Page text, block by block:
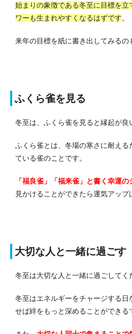
始まりの象徴である冬至に目標を
ワーも生まれやすくなるはずです。
来年の目標を紙に書き出してみるの
ふくら雀を見る
冬至は、ふくら雀を見ると縁起が良
ふくら雀とは、冬場の寒さに耐え
ている雀のことです。
「福良雀」「福来雀」と書く幸運の
見かけることができたら運気アップ
大切な人と一緒に過ごす
冬至は大切な人と一緒に過ごしてく
冬至はエネルギーをチャージする
せば絆をもっと深めることができる